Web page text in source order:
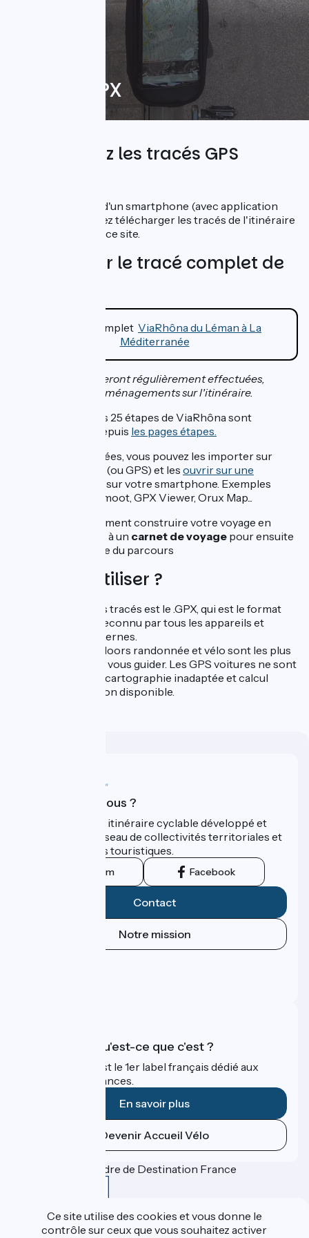
Tracés GPX
Téléchargez les tracés GPS
Muni d'un GPS ou d'un smartphone (avec application
dédiée) vous pouvez télécharger les tracés de l'itinéraire
vélo ViaRhôna sur ce site.
Télécharger le tracé complet de
Le tracé complet ViaRhôna du Léman à La
Méditerranée
Des mises à jours seront régulièrement effectuées,
compte tenu des aménagements sur l'itinéraire.
Les traces GPX des 25 étapes de ViaRhôna sont
téléchargeables depuis les pages étapes.
Une fois téléchargées, vous pouvez les importer sur
votre smartphone (ou GPS) et les ouvrir sur une
sur votre smartphone. Exemples
d'applications : Komoot, GPX Viewer, Orux Map...
Vous pouvez également construire votre voyage en
ajoutant les étapes à un carnet de voyage pour ensuite
télécharger la trace du parcours
Quel GPS utiliser ?
Le format des tracés est le .GPX, qui est le format
standard et reconnu par tous les appareils et
logiciels modernes.
Les GPS outdoors randonnée et vélo sont les plus
adaptés pour vous guider. Les GPS voitures ne sont
pas adaptés : cartographie inadaptée et calcul
d'itinéraire non disponible.
Qui sommes-nous ?
ViaRhôna est un itinéraire cyclable développé et
promu par un réseau de collectivités territoriales et
leurs institutions touristiques.
Instagram Facebook
Contact
Notre mission
Accueil Vélo qu'est-ce que c'est ?
Accueil Vélo c'est le 1er label français dédié aux
cyclistes en vacances.
En savoir plus
Devenir Accueil Vélo
Financé dans le cadre de Destination France
Contact
Ce site utilise des cookies et vous donne le
contrôle sur ceux que vous souhaitez activer